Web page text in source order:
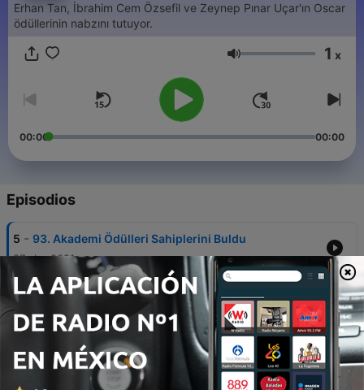
Erhan Tan, İbrahim Cem Özsefil ve Zeynep Pınar Uçar'ın Oscar
ödüllerinin nabzını tutuyor.
Volumen 1 x
00:00 00:00
Episodios
5 - 93. Akademi Ödülleri Sahiplerini Buldu
27 abr. 2021
4 - 93. Akademi Ödülleri Öncesi Son Tahminler,
25 abr. 2021
3 - BAFTA, SAG ve DGA Ödülleri'nin Değerlendirilmesi,
En İyi Yönetmen ve En İyi Oyuncu Kategorilerinde
Oscar'ın Favorileri